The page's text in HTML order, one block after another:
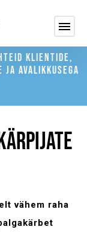
KLIENTIDE,
JA AVALIKKUSEGA
vähem raha